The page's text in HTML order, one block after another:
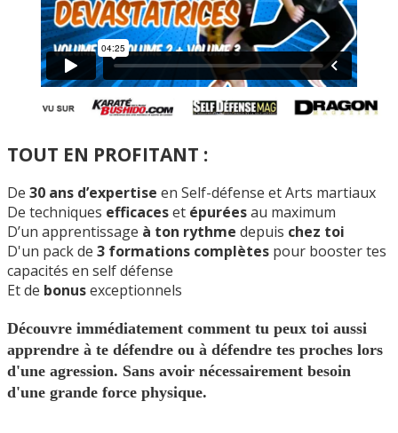
TOUT EN PROFITANT :
De 30 ans d’expertise en Self-défense et Arts martiaux
De techniques efficaceset épuréesau maximum
D’un apprentissage à ton rythme depuis chez toi
D'un pack de 3 formations complètes pour booster tes
capacités en self défense
Et de bonusexceptionnels
Découvre immédiatement comment tu peux toi aussi
apprendre à te défendre ou à défendre tes proches lors
d'une agression. Sans avoir nécessairement besoin
d'une grande force physique.